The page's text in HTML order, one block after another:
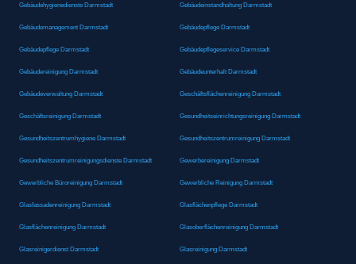
Gebäudehygienedienste Darmstadt Gebäudeinstandhaltung Darmstadt
Gebäudemanagement Darmstadt Gebäudepflege Darmstadt
Gebäudepflege Darmstadt Gebäudepflegeservice Darmstadt
Gebäudereinigung Darmstadt Gebäudeunterhalt Darmstadt
Gebäudeverwaltung Darmstadt Geschäftsflächenreinigung Darmstadt
Geschäftsreinigung Darmstadt Gesundheitseinrichtungsreinigung Darmstadt
Gesundheitszentrumhygiene Darmstadt Gesundheitszentrumreinigung Darmstadt
Gesundheitszentrumreinigungsdienste Darmstadt Gewerbereinigung Darmstadt
Gewerbliche Büroreinigung Darmstadt Gewerbliche Reinigung Darmstadt
Glasfassadenreinigung Darmstadt Glasflächenpflege Darmstadt
Glasflächenreinigung Darmstadt Glasoberflächenreinigung Darmstadt
Glasreinigerdienst Darmstadt Glasreinigung Darmstadt